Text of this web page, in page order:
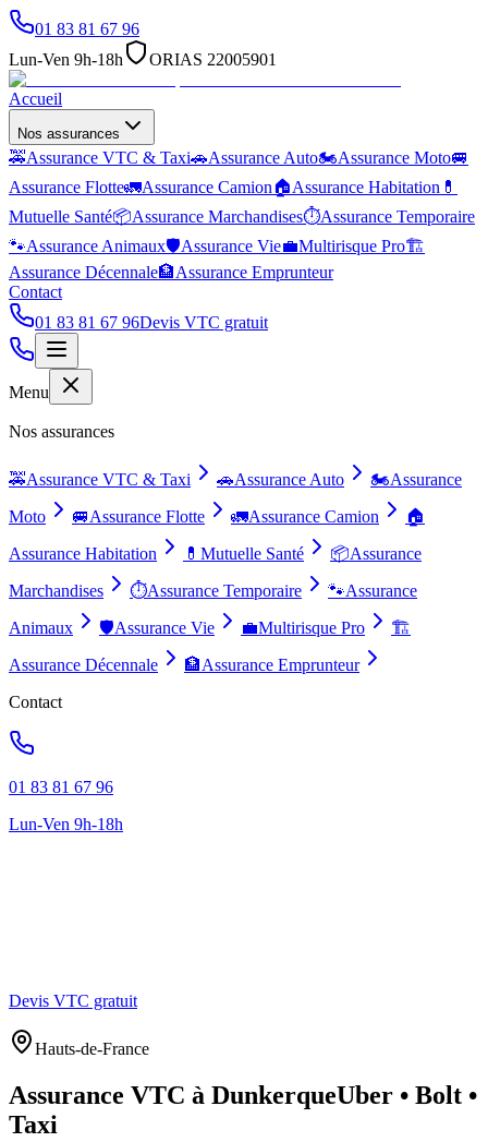
01 83 81 67 96
Lun-Ven 9h-18h
ORIAS 22005901
Accueil
Nos assurances
🚕Assurance VTC & Taxi🚗Assurance Auto🏍️Assurance Moto🚐
Assurance Flotte🚛Assurance Camion🏠Assurance Habitation 💊
Mutuelle Santé📦Assurance Marchandises⏱️Assurance Temporaire
🐾Assurance Animaux🛡️Assurance Vie💼Multirisque Pro🏗️
Assurance Décennale🏦Assurance Emprunteur
Contact
01 83 81 67 96Devis VTC gratuit
Menu
Nos assurances
🚕Assurance VTC & Taxi 🚗Assurance Auto 🏍️Assurance
Moto
🚐Assurance Flotte 🚛Assurance Camion
🏠
Assurance Habitation
💊 Mutuelle Santé 📦Assurance
Marchandises
⏱️Assurance Temporaire 🐾Assurance
Animaux
🛡️Assurance Vie 💼Multirisque Pro
🏗️
Assurance Décennale
🏦Assurance Emprunteur
Contact
01 83 81 67 96
Lun-Ven 9h-18h
Devis VTC gratuit
Hauts-de-France
Assurance VTC à DunkerqueUber • Bolt •
Taxi